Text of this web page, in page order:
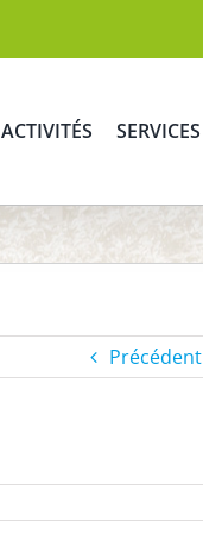
ACTIVITÉS SERVICES
Précédent